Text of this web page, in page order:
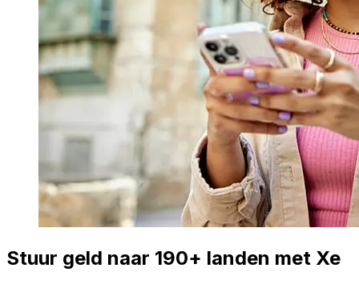
Stuur geld naar 190+ landen met Xe